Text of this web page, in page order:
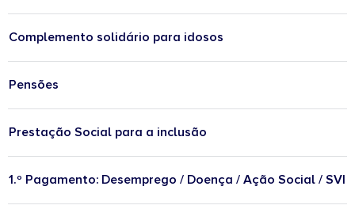
Complemento solidário para idosos
Pensões
Prestação Social para a inclusão
1.º Pagamento: Desemprego / Doença / Ação Social / SVI